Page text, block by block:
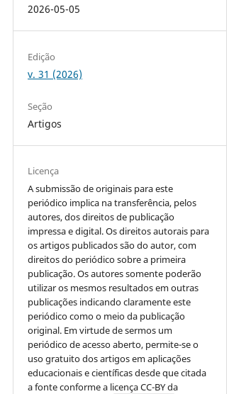
2026-05-05
Edição
v. 31 (2026)
Seção
Artigos
Licença
A submissão de originais para este
periódico implica na transferência, pelos
autores, dos direitos de publicação
impressa e digital. Os direitos autorais para
os artigos publicados são do autor, com
direitos do periódico sobre a primeira
publicação. Os autores somente poderão
utilizar os mesmos resultados em outras
publicações indicando claramente este
periódico como o meio da publicação
original. Em virtude de sermos um
periódico de acesso aberto, permite-se o
uso gratuito dos artigos em aplicações
educacionais e científicas desde que citada
a fonte conforme a licença CC-BY da